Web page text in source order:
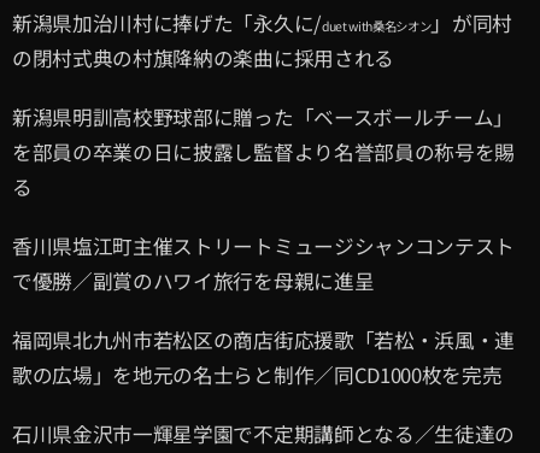
新潟県加治川村に捧げた「永久に/duet with桑名シオン」 が同村
の閉村式典の村旗降納の楽曲に採用される
新潟県明訓高校野球部に贈った「ベースボールチーム」
を部員の卒業の日に披露し監督より名誉部員の称号を賜
る
香川県塩江町主催ストリートミュージシャンコンテスト
で優勝／副賞のハワイ旅行を母親に進呈
福岡県北九州市若松区の商店街応援歌「若松・浜風・連
歌の広場」を地元の名士らと制作／同CD1000枚を完売
石川県金沢市一輝星学園で不定期講師となる／生徒達の